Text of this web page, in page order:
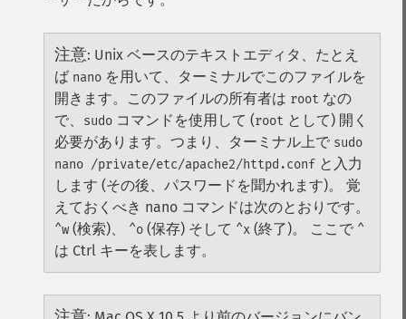
注意: Unix ベースのテキストエディタ、たとえ
ば nano を用いて、ターミナルでこのファイルを
開きます。このファイルの所有者は root なの
で、
sudo コマンドを使用して (root として) 開く
必要があります。つまり、ターミナル上で sudo
nano /private/etc/apache2/httpd.conf と入力
します (その後、パスワードを聞かれます)。 覚
えておくべき nano コマンドは次のとおりです。
^w (検索)、 ^o (保存) そして ^x (終了)。 ここで ^
は Ctrl キーを表します。